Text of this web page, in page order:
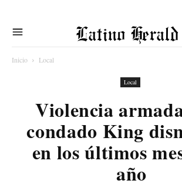
Latino Herald
Inicio Local
Local
Violencia
condado King
en los últimos
año